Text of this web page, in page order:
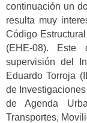
continuación un
resulta muy
Código
(EHE-08).
supervisión del
Eduardo Torroja
de
de Agenda
Transportes,